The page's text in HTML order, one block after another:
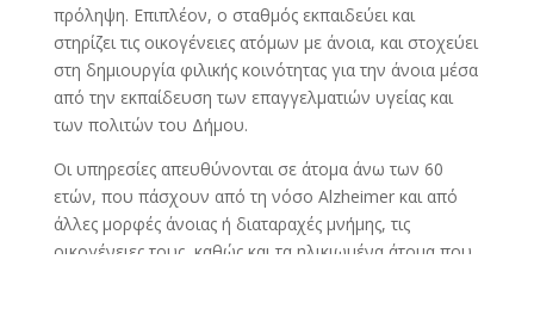
πρόληψη. Επιπλέον, ο σταθμός εκπαιδεύει και
στηρίζει τις οικογένειες ατόμων με άνοια, και στοχεύει
στη δημιουργία φιλικής κοινότητας για την άνοια μέσα
από την εκπαίδευση των επαγγελματιών υγείας και
των πολιτών του Δήμου.
Οι υπηρεσίες απευθύνονται σε άτομα άνω των 60
ετών, που πάσχουν από τη νόσο Alzheimer και από
άλλες μορφές άνοιας ή διαταραχές μνήμης, τις
οικογένειες τους, καθώς και τα ηλικιωμένα άτομα που